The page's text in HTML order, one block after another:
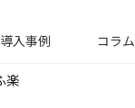
導入事例 コラム
楽